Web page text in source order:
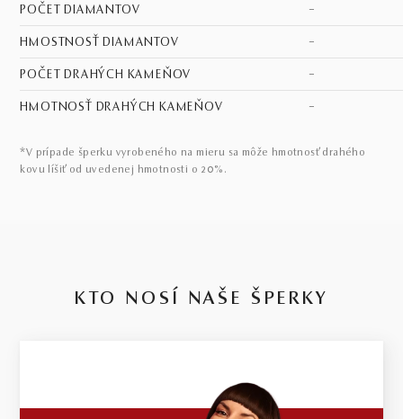
POČET DIAMANTOV –
HMOSTNOSŤ DIAMANTOV –
POČET DRAHÝCH KAMEŇOV –
HMOTNOSŤ DRAHÝCH KAMEŇOV –
*V prípade šperku vyrobeného na mieru sa môže hmotnosť drahého
kovu líšiť od uvedenej hmotnosti o 20%.
KTO NOSÍ NAŠE ŠPERKY